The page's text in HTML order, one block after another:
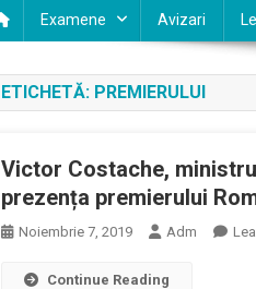
Examene Avizari
ETICHETĂ: PREMIERULUI
Victor Costache,
prezența premierului
Noiembrie 7, 2019 Adm
Continue Reading